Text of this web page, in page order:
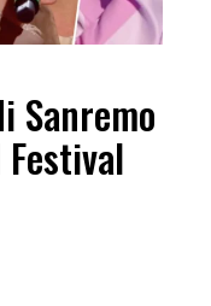
Sanremo